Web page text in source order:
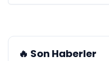
🔥 Son Haberler